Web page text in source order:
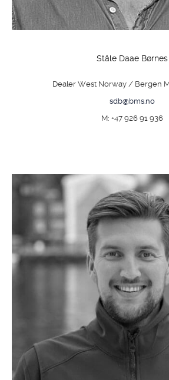
Ståle Daae Børnes
Dealer West Norway / Bergen
sdb@bms.no
M: +47 926 91 936